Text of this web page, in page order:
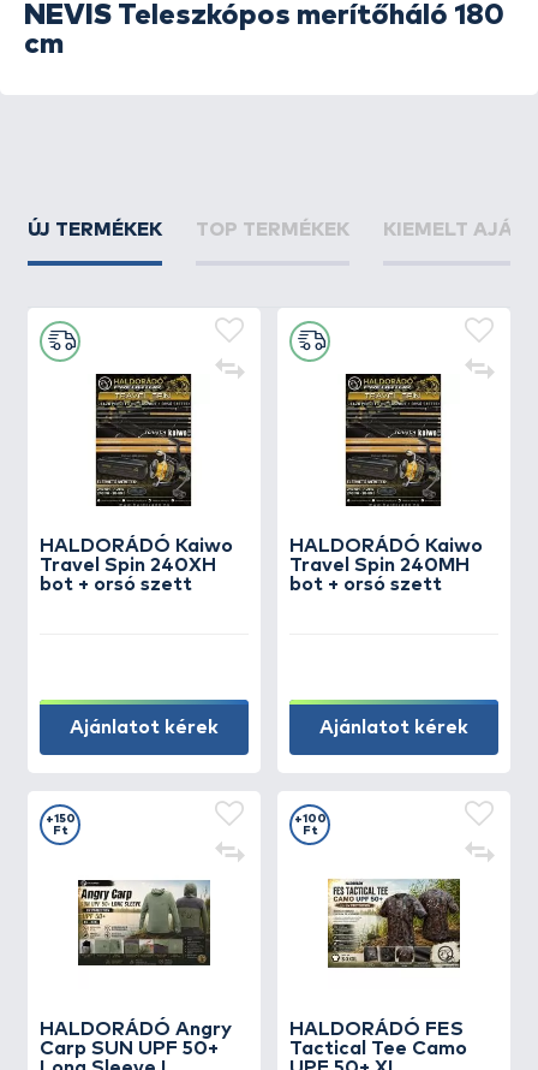
NEVIS Teleszkópos merítőháló 180
cm
ÚJ TERMÉKEK TOP TERMÉKEK KIEMELT
HALDORÁDÓ Kaiwo
Travel Spin 240XH
bot + orsó szett
Ajánlatot kérek
HALDORÁDÓ Kaiwo
Travel Spin 240MH
bot + orsó szett
Ajánlatot kérek
HALDORÁDÓ Angry
Carp SUN UPF 50+
+150
Ft
HALDORÁDÓ FES
Tactical Tee Camo
+100
Ft